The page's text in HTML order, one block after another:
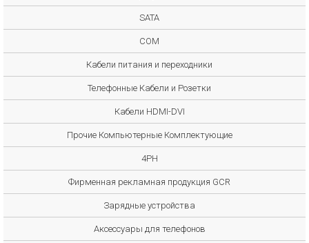
SATA
COM
Кабели питания и переходники
Телефонные Кабели и Розетки
Кабели HDMI-DVI
Прочие Компьютерные Комплектующие
4PH
Фирменная рекламная продукция GCR
Зарядные устройства
Аксессуары для телефонов